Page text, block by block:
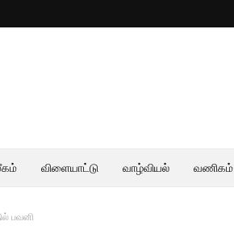
விளையாட்டு வாழ்வியல் வணிகம்
பவனி